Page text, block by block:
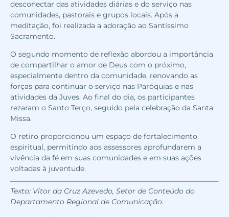
desconectar das atividades diárias e do serviço nas
comunidades, pastorais e grupos locais. Após a
meditação, foi realizada a adoração ao Santíssimo
Sacramento.
O segundo momento de reflexão abordou a importância
de compartilhar o amor de Deus com o próximo,
especialmente dentro da comunidade, renovando as
forças para continuar o serviço nas Paróquias e nas
atividades da Juves. Ao final do dia, os participantes
rezaram o Santo Terço, seguido pela celebração da Santa
Missa.
O retiro proporcionou um espaço de fortalecimento
espiritual, permitindo aos assessores aprofundarem a
vivência da fé em suas comunidades e em suas ações
voltadas à juventude.
Texto: Vitor da Cruz Azevedo, Setor de Conteúdo do
Departamento Regional de Comunicação.